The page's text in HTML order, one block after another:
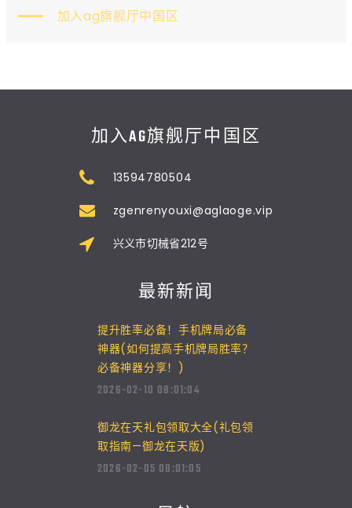
加入ag旗舰厅中国区
加入AG旗舰厅中国区
13594780504
zgenrenyouxi@aglaoge.vip
兴义市切械省212号
最新新闻
提升胜率必备！手机牌局必备
神器(如何提高手机牌局胜率？
必备神器分享！)
2026-02-10 08:01:04
御龙在天礼包领取大全(礼包领
取指南—御龙在天版)
2026-02-05 08:01:05